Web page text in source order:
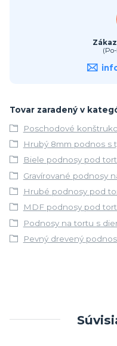
Tovar zaradený v
Poschodové
Hrubý 8mm podnos s
Biele podnosy pod
Gravírované podnosy
Hrubé podnosy pod
MDF podnosy pod
Podnosy na tortu s
Pevný drevený